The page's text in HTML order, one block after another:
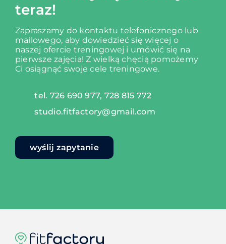
teraz!
Zapraszamy do kontaktu telefonicznego lub
mailowego, aby dowiedzieć się więcej o
naszej ofercie treningowej i umówić się na
pierwsze zajęcia!Z wielką chęcią pomożemy
Ci osiągnąć swoje cele treningowe.
tel. 726 690 977, 728 815 772
studio.fitfactory@gmail.com
wyślij zapytanie